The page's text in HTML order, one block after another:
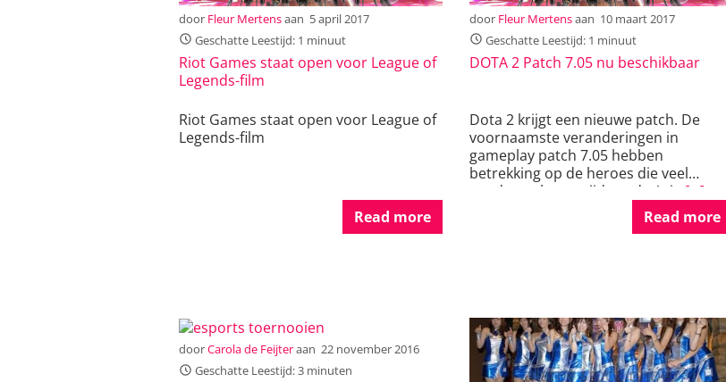
door Fleur Mertensaan 5 april 2017
Geschatte Leestijd: 1 minuut
Riot Games staat open voor League of
Legends-film
Riot Games staat open voor League of
Legends-film
Read more
door Fleur Mertensaan 10 maart 2017
Geschatte Leestijd: 1 minuut
DOTA 2 Patch 7.05 nu beschikbaar
Dota 2 krijgt een nieuwe patch. De
voornaamste veranderingen in
gameplay patch 7.05 hebben
betrekking op de heroes die veel
werden gekozen tijdens de Asia […]
Read more
doorCarola de Feijteraan 22 november 2016
Geschatte Leestijd: 3 minuten